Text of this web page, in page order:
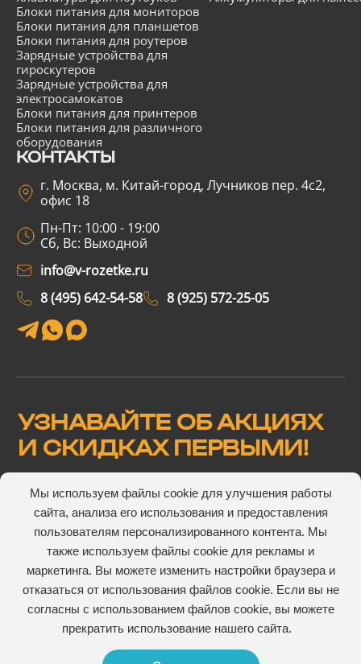
Мы используем файлы cookie для улучшения работы
сайта, анализа его использования и предоставления
пользователям персонализированного контента. Мы
также используем файлы cookie для рекламы и
маркетинга. Вы можете изменить настройки браузера и
отказаться от использования файлов cookie. Если вы не
согласны с использованием файлов cookie, вы можете
прекратить использование нашего сайта.
Блоки питания для мониторов
Блоки питания для планшетов
Блоки питания для роутеров
Зарядные устройства для
гироскутеров
Зарядные устройства для
электросамокатов
Блоки питания для принтеров
Блоки питания для различного
оборудования
КОНТАКТЫ
г. Москва, м. Китай-город, Лучников пер. 4с2,
офис 18
Пн-Пт: 10:00 - 19:00
Сб, Вс: Выходной
info@v-rozetke.ru
8 (495) 642-54-58
8 (925) 572-25-05
УЗНАВАЙТЕ ОБ АКЦИЯХ
И СКИДКАХ ПЕРВЫМИ!
Подтверждаю, что ознакомлен(а) и согласен(а) с
пользовательского соглашения
© 2026 V-ROZETKE. Все права сайта защищены